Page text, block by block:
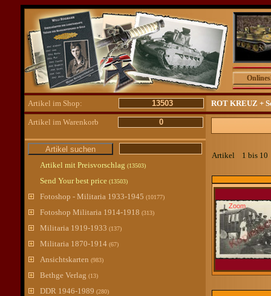
Artikel im Shop: 13503 ROT KREUZ +
Artikel im Warenkorb 0
Artikel mit Preisvorschlag (13503)
Send Your best price (13503)
Fotoshop - Militaria 1933-1945 (10177)
Fotoshop Militaria 1914-1918 (313)
Militaria 1919-1933 (137)
Militaria 1870-1914 (67)
Ansichtskarten (983)
Bethge Verlag (13)
DDR 1946-1989 (280)
Artikel 1 bis
Zoom